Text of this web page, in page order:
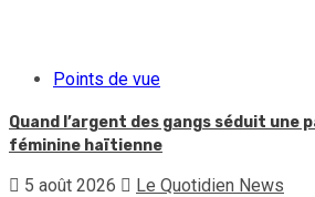
Points de vue
Quand l’argent des gangs séduit une
féminine haïtienne
5 août 2026 Le Quotidien News